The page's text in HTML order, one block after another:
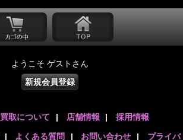
ようこそ ゲストさん
新規会員登録
買取について | 店舗情報 | 採用情報
| よくある質問 | お問い合わせ | プライバ